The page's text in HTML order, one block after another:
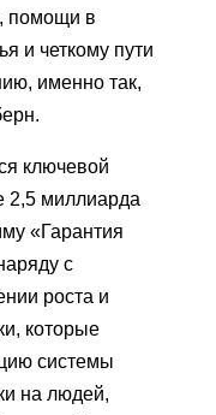
помощи в
и четкому пути
именно так,
ключевой
2,5 миллиарда
«Гарантия
с
роста и
которые
системы
на людей,